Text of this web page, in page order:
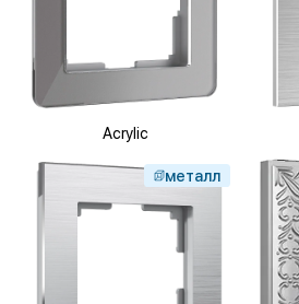
Acrylic
металл